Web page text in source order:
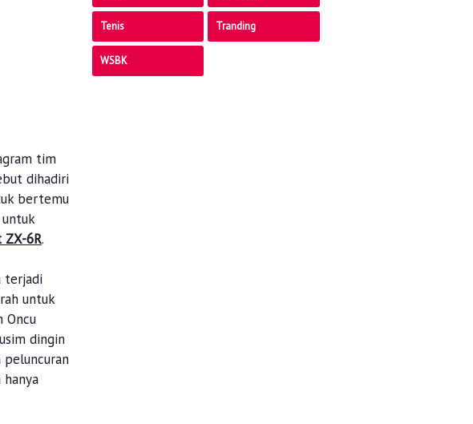
tim
dihadiri
bertemu
6R.
terjadi
untuk
Oncu
dingin
Tenis Tranding
WSBK